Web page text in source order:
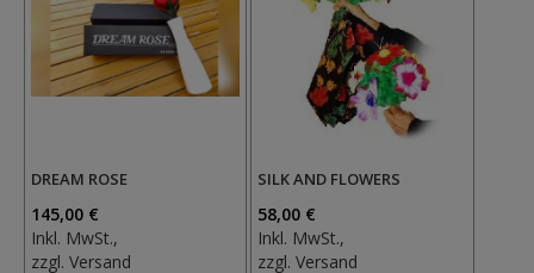
DREAM ROSE
145,00 €
Inkl. MwSt.,
zzgl. Versand
SILK AND FLOWERS
58,00 €
Inkl. MwSt.,
zzgl.Versand